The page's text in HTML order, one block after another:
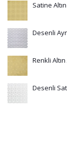
Satine
Desenli
Renkli
Desenli